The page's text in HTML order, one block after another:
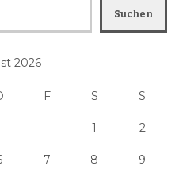
Suchen
2026
F S S
1 2
7 8 9